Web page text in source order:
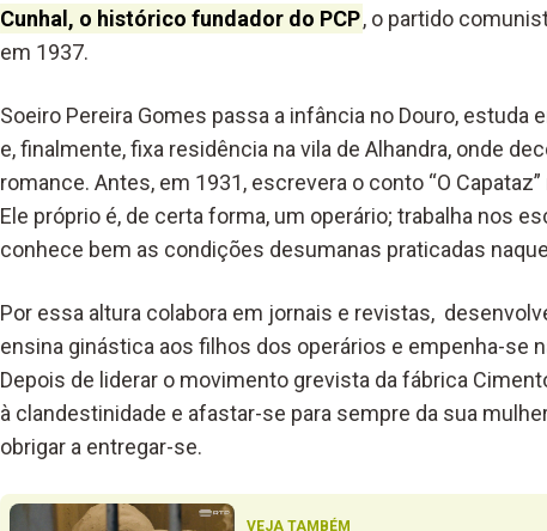
Cunhal, o histórico fundador do PCP, o partido
em 1937.
Soeiro Pereira Gomes passa a infância no Douro, estuda
e, finalmente, fixa residência na vila de Alhandra, onde
romance. Antes, em 1931, escrevera o conto “O
Ele próprio é, de certa forma, um operário; trabalha nos
conhece bem as condições desumanas praticadas
Por essa altura colabora em jornais e revistas,
ensina ginástica aos filhos dos operários e empenha-se
Depois de liderar o movimento grevista da fábrica
à clandestinidade e afastar-se para sempre da sua
obrigar a entregar-se.
VEJA TAMBÉM